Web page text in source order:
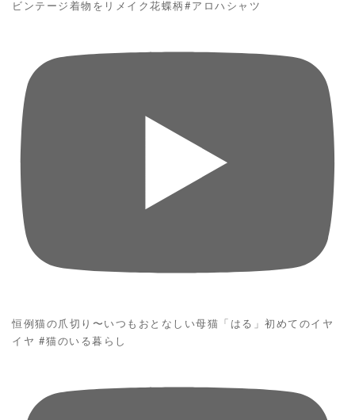
ビンテージ着物をリメイク花蝶柄#アロハシャツ
恒例猫の爪切り〜いつもおとなしい母猫「はる」初めてのイヤ
イヤ #猫のいる暮らし